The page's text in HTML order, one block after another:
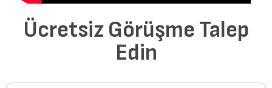
Ücretsiz Görüşme Talep
Edin